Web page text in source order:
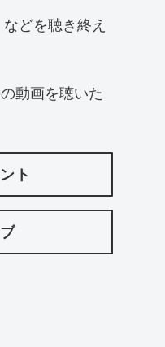
どを聴き終え
動画を聴いた
ト